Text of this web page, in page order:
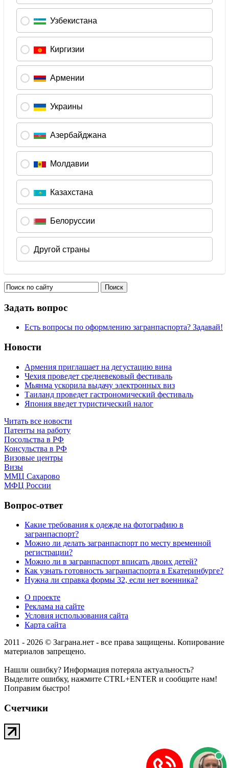
Задать вопрос
Есть вопросы по оформлению загранпаспорта? Задавай!
Новости
Армения приглашает на дегустацию вина
Чехия проведет средневековый фестиваль
Мьянма ускорила выдачу электронных виз
Таиланд проведет гастрономический фестиваль
Япония введет туристический налог
Читать все новости
Патенты на работу
Посольства в РФ
Консульства в РФ
Визовые центры
Визы
ММЦ Сахарово
МФЦ России
Вопрос-ответ
Какие требования к одежде на фотографию в
загранпаспорт?
Можно ли делать загранпаспорт по месту временной
регистрации?
Можно ли в загранпаспорт вписать двоих детей?
Как узнать готовность загранпаспорта в Екатеринбурге?
Нужна ли справка формы 32, если нет военника?
О проекте
Реклама на сайте
Условия использования сайта
Карта сайта
2011 - 2026 © Заграна.нет - все права защищены. Копирование
материалов запрещено.
Нашли ошибку? Информация потеряла актуальность?
Выделите ошибку, нажмите CTRL+ENTER и сообщите нам!
Поправим быстро!
Счетчики